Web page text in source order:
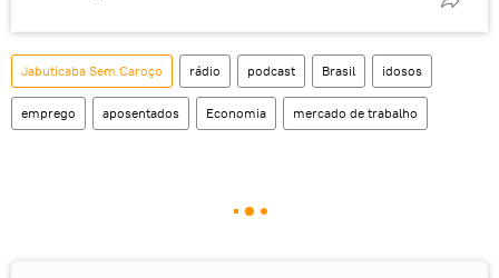
Jabuticaba Sem Caroço rádio podcast Brasil idosos
emprego aposentados Economia mercado de trabalho